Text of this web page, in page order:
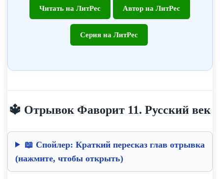
Читать на ЛитРес Автор на ЛитРес
Серия на ЛитРес
🔱 Отрывок Фаворит 11. Русский век
📖 Спойлер: Краткий пересказ глав отрывка
(нажмите, чтобы открыть)